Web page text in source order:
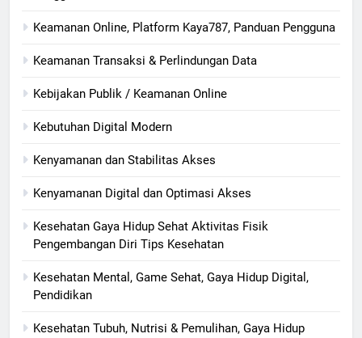
Keamanan Online, Platform Kaya787, Panduan Pengguna
Keamanan Transaksi & Perlindungan Data
Kebijakan Publik / Keamanan Online
Kebutuhan Digital Modern
Kenyamanan dan Stabilitas Akses
Kenyamanan Digital dan Optimasi Akses
Kesehatan Gaya Hidup Sehat Aktivitas Fisik
Pengembangan Diri Tips Kesehatan
Kesehatan Mental, Game Sehat, Gaya Hidup Digital,
Pendidikan
Kesehatan Tubuh, Nutrisi & Pemulihan, Gaya Hidup